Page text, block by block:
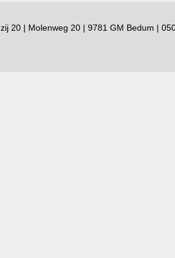
20 | Molenweg 20 | 9781 GM Bedum |